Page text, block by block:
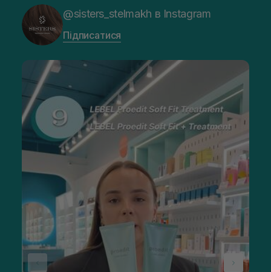
@sisters_stelmakh в Instagram
Підписатися